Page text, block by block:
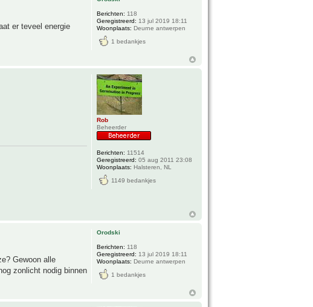
er teveel energie
Berichten: 118
Geregistreerd: 13 jul 2019 18:11
Woonplaats: Deurne antwerpen
1 bedankjes
Rob
Beheerder
Berichten: 11514
Geregistreerd: 05 aug 2011 23:08
Woonplaats: Halsteren, NL
1149 bedankjes
Gewoon alle
zonlicht nodig binnen
Orodski
Berichten: 118
Geregistreerd: 13 jul 2019 18:11
Woonplaats: Deurne antwerpen
1 bedankjes